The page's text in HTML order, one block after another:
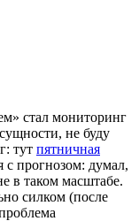
стал мониторинг
не буду
тут пятничная
с прогнозом: думал,
в таком масштабе.
силком (после